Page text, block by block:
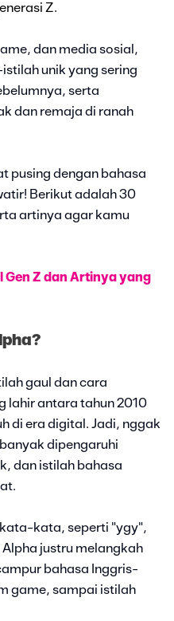
Z.
dan media sosial,
unik yang sering
serta
dan remaja di ranah
pusing dengan bahasa
Berikut adalah 30
artinya agar kamu
Gen Z dan Artinya yang
gaul dan cara
lahir antara tahun 2010
di era digital. Jadi, nggak
dipengaruhi
dan istilah bahasa
kata-kata, seperti "ygy",
justru melangkah
bahasa Inggris-
game, sampai istilah